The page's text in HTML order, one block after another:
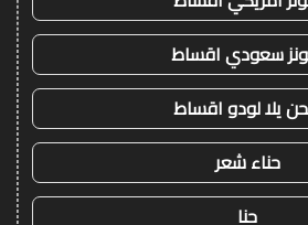
سعودي اقساط
يلا لودو اقساط
حناء شعر
حنا